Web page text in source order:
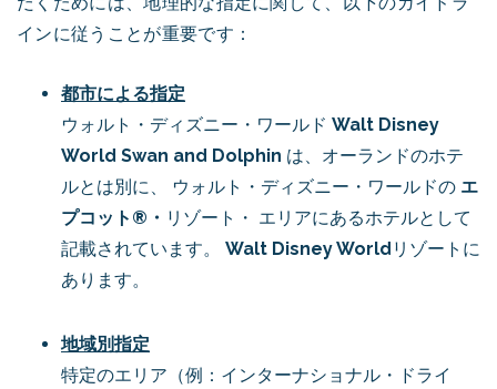
インに従うことが重要です：
都市による指定
ウォルト・ディズニー・ワールド Walt Disney
World Swan and Dolphin は、オーランドのホテ
ルとは別に、
ウォルト・ディズニー ・ワールドの エ
プコット®・ リゾート・ エリアにあるホテルとして
記載されています。 Walt Disney World リゾートに
あります。
地域別指定
特定のエリア（例：インターナショナル・ドライ